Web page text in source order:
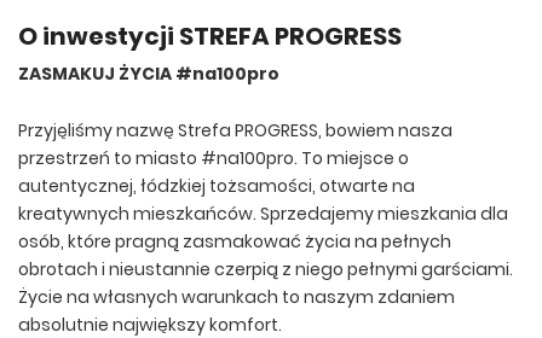
O inwestycji STREFA PROGRESS
ZASMAKUJ ŻYCIA #na100pro
Przyjęliśmy nazwę Strefa PROGRESS, bowiem nasza
przestrzeń to miasto #na100pro. To miejsce o
autentycznej, łódzkiej tożsamości, otwarte na
kreatywnych mieszkańców. Sprzedajemy mieszkania dla
osób, które pragną zasmakować życia na pełnych
obrotach i nieustannie czerpią z niego pełnymi garściami.
Życie na własnych warunkach to naszym zdaniem
absolutnie największy komfort.